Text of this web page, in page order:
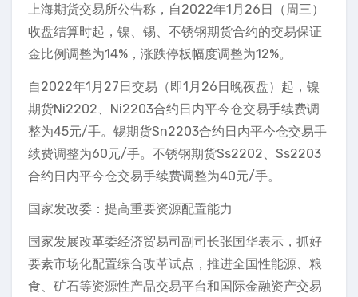
上海期货交易所公告称，自2022年1月26日（周三）
收盘结算时起，镍、锡、不锈钢期货合约的交易保证
金比例调整为14%，涨跌停板幅度调整为12%。
自2022年1月27日交易（即1月26日晚夜盘）起，镍
期货Ni2202、Ni2203合约日内平今仓交易手续费调
整为45元/手。锡期货Sn2203合约日内平今仓交易手
续费调整为60元/手。不锈钢期货Ss2202、Ss2203
合约日内平今仓交易手续费调整为40元/手。
国家发改委：提高重要资源配置能力
国家发展改革委经济贸易司副司长张国华表示，抓好
要素市场化配置综合改革试点，推进全国性能源、粮
食、矿石等资源性产品交易平台和国际金融资产交易